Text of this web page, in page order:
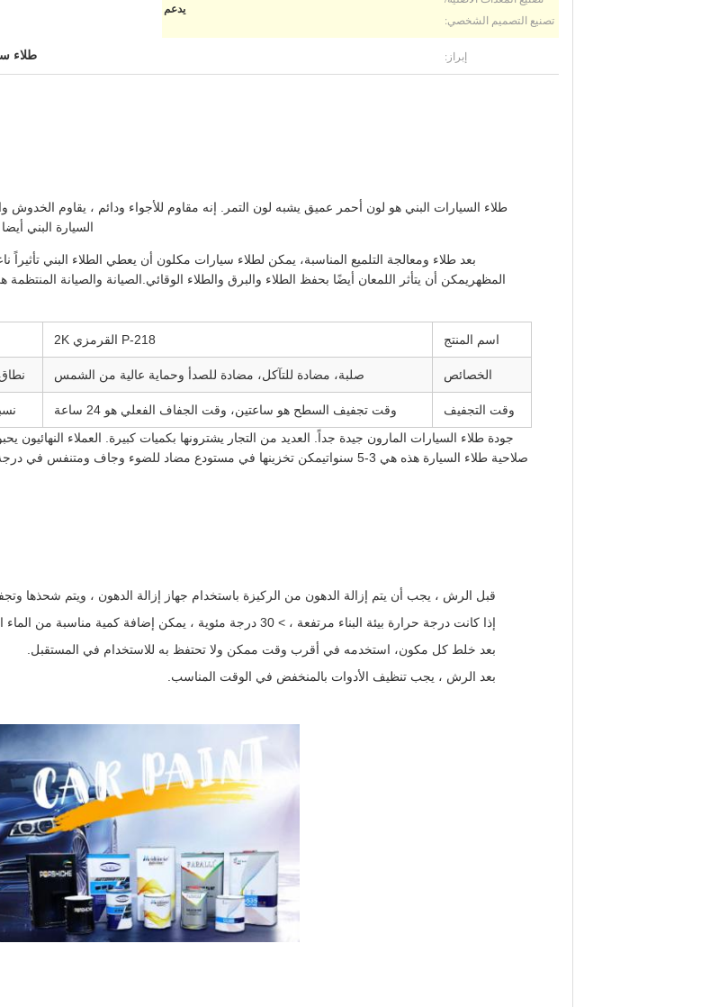
تصنيع التصميم الشخصي:
يدعم
إبراز: طلاء
طلاء السيارات البني هو لون أحمر عميق يشبه لون التمر. إنه مقاوم للأجواء ودائم ، يقاوم
السيارة البني
بعد طلاء ومعالجة التلميع المناسبة، يمكن لطلاء سيارات مكلون أن يعطي الطلاء البني
المظهريمكن أن يتأثر اللمعان أيضًا بحفظ الطلاء والبرق والطلاء الوقائي.الصيانة والصيانة
اسم المنتج P-218 القرمزي 2K
الخصائص صلبة، مضادة للتآكل، مضادة للصدأ وحماية عالية من الشمس
وقت التجفيف وقت تجفيف السطح هو ساعتين، وقت الجفاف الفعلي هو 24 ساعة
جودة طلاء السيارات المارون جيدة جداً. العديد من التجار يشترونها بكميات كبيرة. العملاء النهائيون
قبل الرش ، يجب أن يتم إزالة الدهون من الركيزة باستخدام جهاز إزالة الدهون ، ويتم شحذها
إذا كانت درجة حرارة بيئة البناء مرتفعة ، > 30 درجة مئوية ، يمكن إضافة كمية مناسبة من الماء المضاد للبياض إلى المخفف.
بعد خلط كل مكون، استخدمه في أقرب وقت ممكن ولا تحتفظ به للاستخدام في المستقبل.
بعد الرش ، يجب تنظيف الأدوات بالمنخفض في الوقت المناسب.